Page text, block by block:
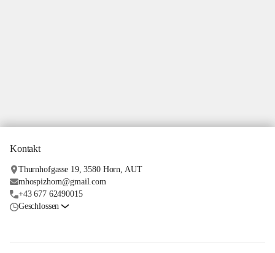
Kontakt
Thurnhofgasse 19, 3580 Horn, AUT
mhospizhorn@gmail.com
+43 677 62490015
Geschlossen